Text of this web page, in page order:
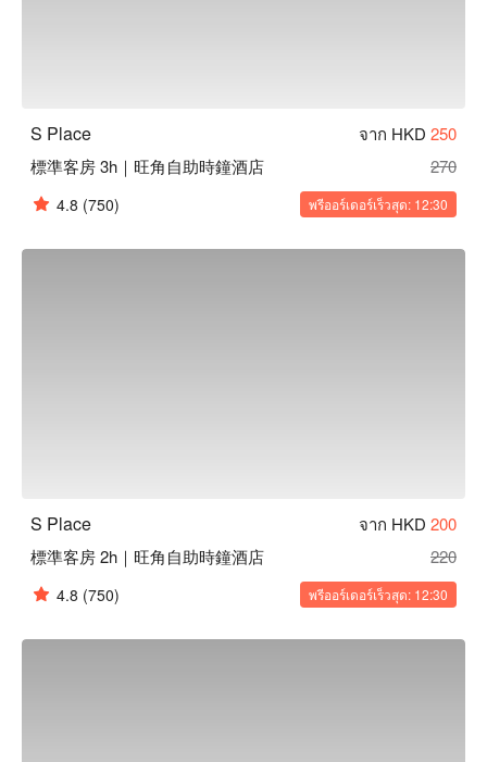
S Place จาก HKD 250
標準客房 3h｜旺角自助時鐘酒店
270
4.8 (750) พรีออร์เดอร์เร็วสุด: 12:30
S Place จาก HKD 200
標準客房 2h｜旺角自助時鐘酒店
220
4.8 (750) พรีออร์เดอร์เร็วสุด: 12:30